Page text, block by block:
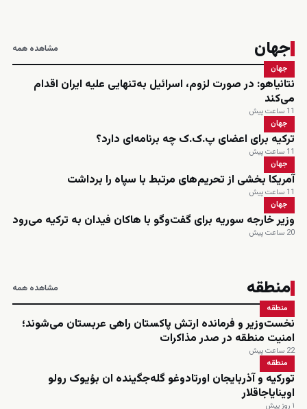
جهان مشاهده همه
جهان
نتانیاهو: در صورت لزوم، اسرائیل به‌تنهایی علیه ایران اقدام
می‌کند
11 ساعت پیش
جهان
ترکیه برای اعضای پ.ک.ک چه برنامه‌ای دارد؟
11 ساعت پیش
جهان
آمریکا بخشی از تحریم‌های مرتبط با سپاه را برداشت
11 ساعت پیش
جهان
وزیر خارجه سوریه برای گفت‌وگو با هاکان فیدان به ترکیه می‌رود
20 ساعت پیش
منطقه مشاهده همه
منطقه
نخست‌وزیر و فرمانده ارتش پاکستان راهی عربستان می‌شوند؛
امنیت منطقه در صدر مذاکرات
22 ساعت پیش
منطقه
تورکیه و آذربایجان اورتادوغو گله‌جگینده ان بؤیوک رولو
اوینایاجاقلار
۱ روز پیش